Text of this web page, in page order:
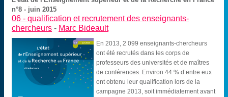
n°8 - juin 2015
06 -qualification et recrutement des enseignants-
chercheurs - Marc Bideault
En 2013, 2 099 enseignants-chercheurs
ont été recrutés dans les corps de
professeurs des universités et de maîtres
de conférences. Environ 44 % d’entre eux
ont obtenu leur qualification lors de la
campagne 2013, soit immédiatement avant